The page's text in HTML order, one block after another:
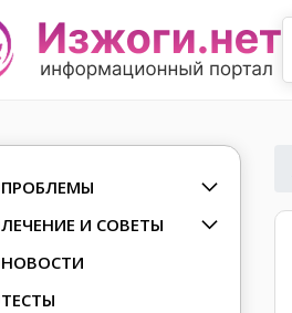
ПРОБЛЕМЫ
ЛЕЧЕНИЕ И СОВЕТЫ
НОВОСТИ
ТЕСТЫ